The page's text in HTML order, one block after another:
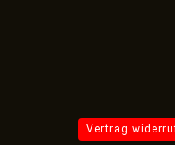
Vertrag